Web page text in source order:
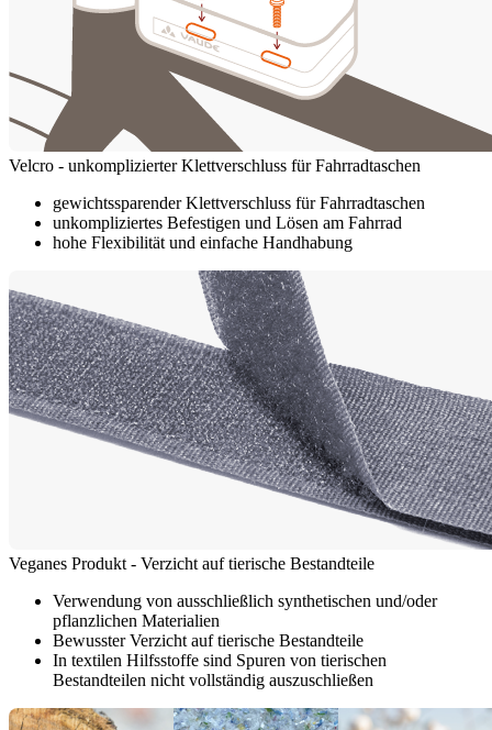
Velcro - unkomplizierter Klettverschluss für Fahrradtaschen
gewichtssparender Klettverschluss für Fahrradtaschen
unkompliziertes Befestigen und Lösen am Fahrrad
hohe Flexibilität und einfache Handhabung
Veganes Produkt - Verzicht auf tierische Bestandteile
Verwendung von ausschließlich synthetischen und/oder
pflanzlichen Materialien
Bewusster Verzicht auf tierische Bestandteile
In textilen Hilfsstoffe sind Spuren von tierischen
Bestandteilen nicht vollständig auszuschließen